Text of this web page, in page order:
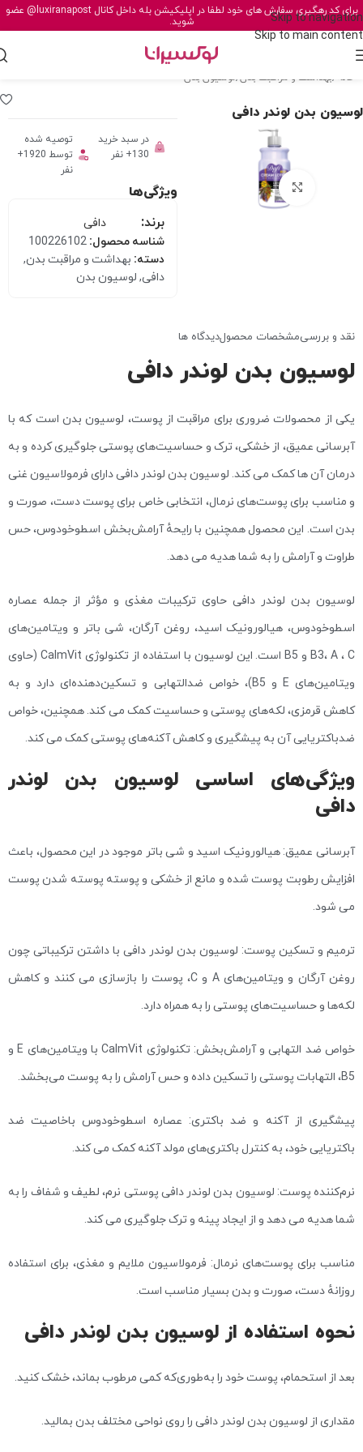
Skip to navigation
Skip to main content
برای کد رهگیری سفارش های خود لطفا در اپلیکیشن بله داخل کانال@luxiranapost عضو
شوید.
خانه /بهداشت و مراقبت بدن /لوسیون بدن
لوسیون بدن لوندر دافی
برای بزرگنمایی کلیک کنید
در سبد خرید
130+ نفر
توصیه شده
توسط 1920+
نفر
ویژگی‌ها
برند:
دافی
شناسه محصول: 100226102
دسته: بهداشت و مراقبت بدن,
دافی, لوسیون بدن
نقد و بررسیمشخصات محصولدیدگاه ها
لوسیون بدن لوندر دافی
یکی از محصولات ضروری برای مراقبت از پوست، لوسیون بدن است که با
آبرسانی عمیق، از خشکی، ترک و حساسیت‌های پوستی جلوگیری کرده و به
درمان آن ها کمک می کند. لوسیون بدن لوندر دافی دارای فرمولاسیون غنی
و مناسب برای پوست‌های نرمال، انتخابی خاص برای پوست دست، صورت و
بدن است. این محصول همچنین با رایحهٔ آرامش‌بخش اسطوخودوس، حس
طراوت و آرامش را به شما هدیه می دهد.
لوسیون بدن لوندر دافی حاوی ترکیبات مغذی و مؤثر از جمله عصاره
اسطوخودوس، هیالورونیک اسید، روغن آرگان، شی باتر و ویتامین‌های
B3، A ، C و B5 است. این لوسیون با استفاده از تکنولوژی CalmVit (حاوی
ویتامین‌های E و B5)، خواص ضدالتهابی و تسکین‌دهنده‌ای دارد و به
کاهش قرمزی، لکه‌های پوستی و حساسیت کمک می کند. همچنین، خواص
ضدباکتریایی آن به پیشگیری و کاهش آکنه‌های پوستی کمک می کند.
ویژگی‌های اساسی لوسیون بدن لوندر
دافی
آبرسانی عمیق: هیالورونیک اسید و شی باتر موجود در این محصول، باعث
افزایش رطوبت پوست شده و مانع از خشکی و پوسته پوسته شدن پوست
می شود.
ترمیم و تسکین پوست: لوسیون بدن لوندر دافی با داشتن ترکیباتی چون
روغن آرگان و ویتامین‌های A و C، پوست را بازسازی می کنند و کاهش
لکه‌ها و حساسیت‌های پوستی را به همراه دارد.
خواص ضد التهابی و آرامش‌بخش: تکنولوژی CalmVit با ویتامین‌های E و
B5، التهابات پوستی را تسکین داده و حس آرامش را به پوست می‌بخشد.
پیشگیری از آکنه و ضد باکتری: عصاره اسطوخودوس باخاصیت ضد
باکتریایی خود، به کنترل باکتری‌های مولد آکنه کمک می کند.
نرم‌کننده پوست: لوسیون بدن لوندر دافی پوستی نرم، لطیف و شفاف را به
شما هدیه می دهد و از ایجاد پینه و ترک جلوگیری می کند.
مناسب برای پوست‌های نرمال: فرمولاسیون ملایم و مغذی، برای استفاده
روزانهٔ دست، صورت و بدن بسیار مناسب است.
نحوه استفاده از لوسیون بدن لوندر دافی
بعد از استحمام، پوست خود را به‌طوری‌که کمی مرطوب بماند، خشک کنید.
مقداری از لوسیون بدن لوندر دافی را روی نواحی مختلف بدن بمالید.